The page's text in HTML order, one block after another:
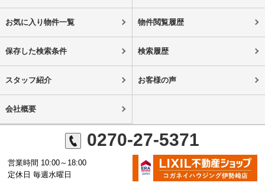
お気に入り物件一覧 物件閲覧履歴
保存した検索条件 検索履歴
スタッフ紹介 お客様の声
会社概要
0270-27-5371
営業時間 10:00～18:00
定休日 毎週水曜日